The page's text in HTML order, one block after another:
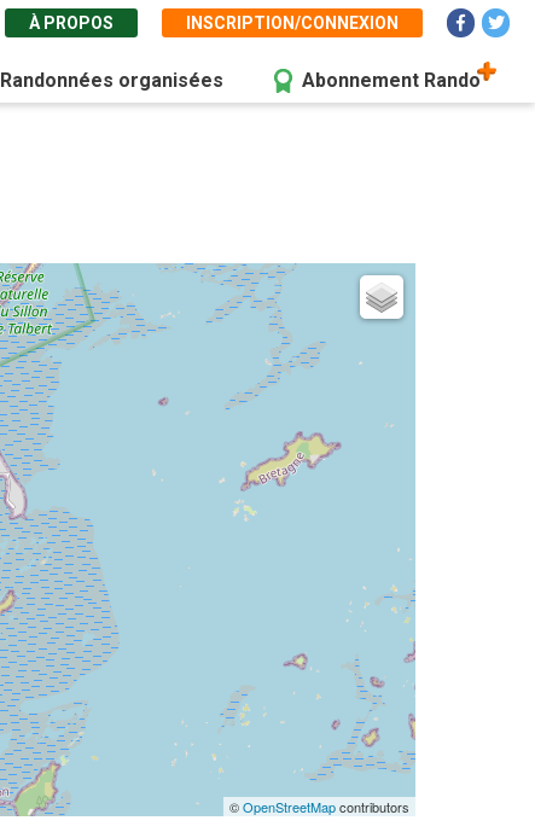
À PROPOS INSCRIPTION/CONNEXION
Randonnées organisées Abonnement Rando
©OpenStreetMapcontributors